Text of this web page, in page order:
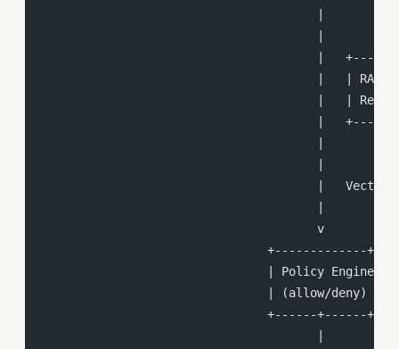
|
|   | RAG
|   |
|   +----
|   Vector/
                                         v
                                  +-------------+
                                  | Policy Engine|
                                  | (allow/deny) |
                                  +------+------+